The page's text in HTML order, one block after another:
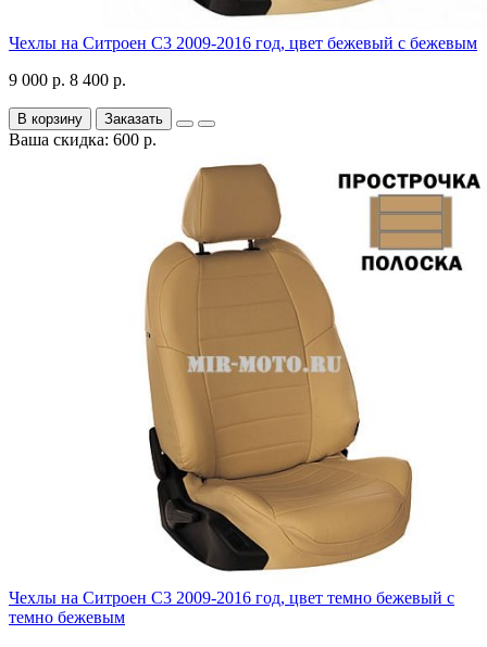
Чехлы на Ситроен С3 2009-2016 год, цвет бежевый с бежевым
9 000 р. 8 400 р.
В корзину Заказать
Ваша скидка: 600 р.
Чехлы на Ситроен С3 2009-2016 год, цвет темно бежевый с
темно бежевым